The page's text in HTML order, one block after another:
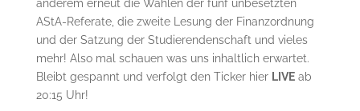
anderem erneut die Wahlen der fünf unbesetzten
AStA-Referate, die zweite Lesung der Finanzordnung
und der Satzung der Studierendenschaft und vieles
mehr! Also mal schauen was uns inhaltlich erwartet.
Bleibt gespannt und verfolgt den Ticker hier LIVEab
20:15 Uhr!